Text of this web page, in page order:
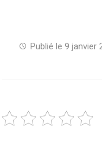
Publié le 9 janvier